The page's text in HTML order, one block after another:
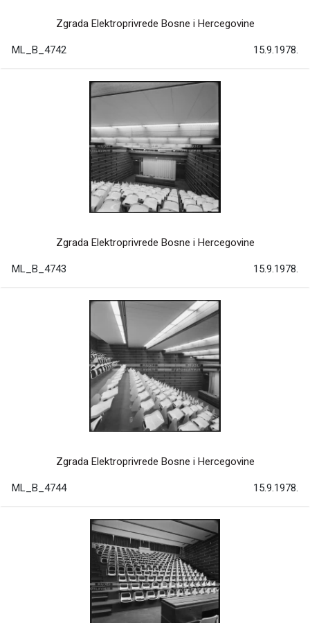
Zgrada Elektroprivrede Bosne i Hercegovine
ML_B_4742 15.9.1978.
Zgrada Elektroprivrede Bosne i Hercegovine
ML_B_4743 15.9.1978.
Zgrada Elektroprivrede Bosne i Hercegovine
ML_B_4744 15.9.1978.